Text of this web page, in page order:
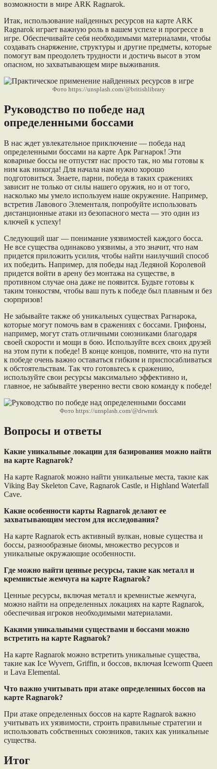
возможности в мире ARK Ragnarok.
Итак, использование найденных ресурсов на карте ARK
Ragnarok играет важную роль в вашем успехе и прогрессе в
игре. Обеспечивайте себя необходимыми материалами, чтобы
создавать снаряжение, структуры и другие предметы, которые
помогут вам преодолеть трудности и достичь высот в этом
опасном, но захватывающем мире выживания.
Фото https://unsplash.com/@britishlibrary
Руководство по победе над
определенными боссами
В нас ждет увлекательное приключение — победа над
определенными боссами на карте Арк Рагнарок! Эти
коварные боссы не отпустят нас просто так, но мы готовы к
ним как никогда! Для начала нам нужно хорошо
подготовиться. Знаете, парни, победа в таких сражениях
зависит не только от силы нашего оружия, но и от того,
насколько мы умело используем наше окружение. Например,
встретив Лавового Элементаля, попробуйте использовать
дистанционные атаки из безопасного места — это один из
ключей к успеху!
Следующий шаг — понимание уязвимостей каждого босса.
Не все существа одинаково уязвимы, а это значит, что нам
придется приложить усилия, чтобы найти наилучший способ
их победить. Например, для победы над Ледяной Королевой
придется войти в арену без монтажа на существе, в
противном случае она даже не появится. Будьте готовы к
таким тонкостям, чтобы ваш путь к победе был плавным и без
сюрпризов!
Не забывайте также об уникальных существах Рагнарока,
которые могут помочь вам в сражениях с боссами. Грифоны,
например, могут стать отличными союзниками благодаря
своей скорости и мощи в бою. Используйте всех своих друзей
на этом пути к победе! В конце концов, помните, что на пути
к победе очень важно оставаться гибким и приспосабливаться
к обстоятельствам. Так что готовьтесь к сражению,
используйте свои ресурсы максимально эффективно и,
главное, не забывайте уверенно вести свою команду к победе!
Фото https://unsplash.com/@drwmrk
Вопросы и ответы
Какие уникальные локации для базирования можно найти
на карте Ragnarok?
На карте Ragnarok можно найти уникальные места, такие как
Viking Bay Skeleton Cave, Ragnarok Castle, и Highland Waterfall
Cave.
Какие особенности карты Ragnarok делают ее
захватывающим местом для исследования?
На карте Ragnarok есть активный вулкан, новые существа и
боссы, разнообразные биомы, множество ресурсов и
уникальные окружающие особенности.
Где можно найти ценные ресурсы, такие как металл и
кремнистые жемчуга на карте Ragnarok?
Ценные ресурсы, включая металл и кремнистые жемчуга,
можно найти на определенных локациях на карте Ragnarok,
обеспечивая игроков необходимыми материалами.
Какими уникальными существами и боссами можно
встретить на карте Ragnarok?
На карте Ragnarok можно встретить уникальные существа,
такие как Ice Wyvern, Griffin, и боссов, включая Iceworm Queen
и Lava Elemental.
Что важно учитывать при атаке определенных боссов на
карте Ragnarok?
При атаке определенных боссов на карте Ragnarok важно
учитывать их уязвимости, строить правильные стратегии и
использовать собственных союзников, таких как уникальные
существа.
Итог